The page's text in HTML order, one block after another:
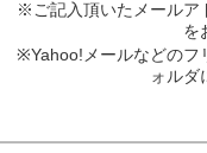
※ご記入頂いたメールア
を
※Yahoo!メールなどのフ
ォルダ